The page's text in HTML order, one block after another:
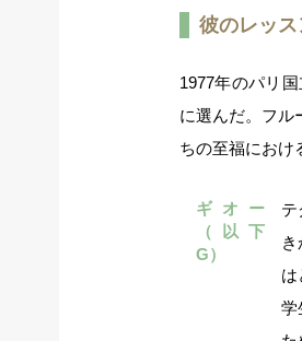
彼のレッス
1977年のパリ
に選んだ。フル
ちの至福におけ
ギオー
（以下
G）
テ
は
学